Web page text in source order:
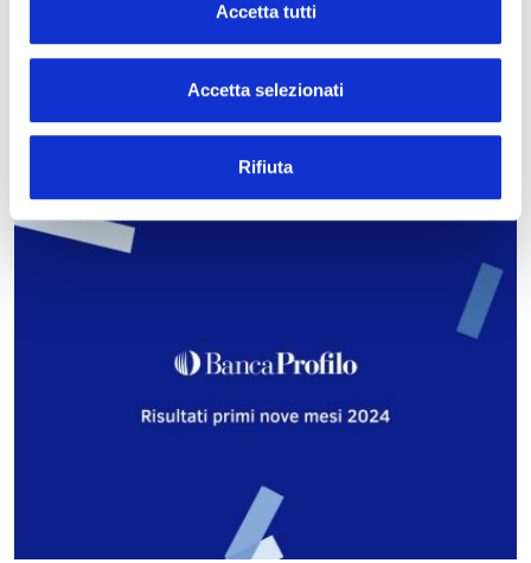
Accetta tutti
Accetta selezionati
Rifiuta
NEWS DAI MERCATI
La guerra commerciale USA-Cina:
implicazioni globali
11.12.2024 LEGGI